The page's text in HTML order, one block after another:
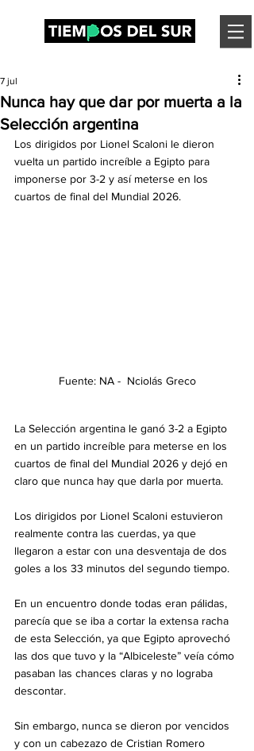
Nunca hay que dar por muerta a la
Selección argentina
7 jul
Los dirigidos por Lionel Scaloni le dieron
vuelta un partido increíble a Egipto para
imponerse por 3-2 y así meterse en los
cuartos de final del Mundial 2026.
Fuente: NA -  Nciolás Greco
La Selección argentina le ganó 3-2 a Egipto
en un partido increíble para meterse en los
cuartos de final del Mundial 2026 y dejó en
claro que nunca hay que darla por muerta.
Los dirigidos por Lionel Scaloni estuvieron
realmente contra las cuerdas, ya que
llegaron a estar con una desventaja de dos
goles a los 33 minutos del segundo tiempo.
En un encuentro donde todas eran pálidas,
parecía que se iba a cortar la extensa racha
de esta Selección, ya que Egipto aprovechó
las dos que tuvo y la “Albiceleste” veía cómo
pasaban las chances claras y no lograba
descontar.
Sin embargo, nunca se dieron por vencidos
y con un cabezazo de Cristian Romero